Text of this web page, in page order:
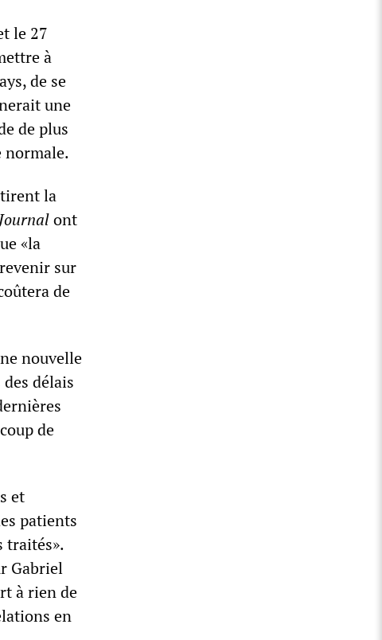
le 27
à
de se
une
de plus
normale.
la
ont
«la
sur
de
nouvelle
délais
de
et
patients
traités».
Gabriel
à rien de
en